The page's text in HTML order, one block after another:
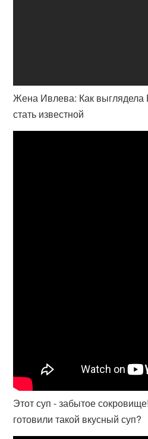
Жена Ивлева: Как выглядела
стать известной
Этот суп - забытое
готовили такой вкусный суп?